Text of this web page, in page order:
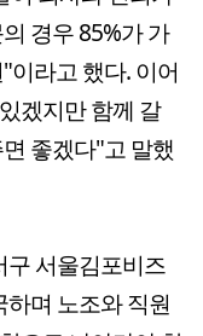
경우 85%가 가
이라고 했다. 이어
겠지만 함께 갈
좋겠다"고 말했
구 서울김포비즈
하며 노조와 직원